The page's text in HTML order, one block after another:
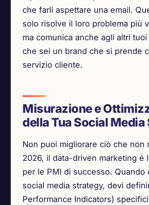
che farli aspettare una email.
solo risolve il loro problema più
ma comunica anche agli altri
che sei un brand che si prende
servizio cliente.
Misurazione e
della Tua Social
Non puoi migliorare ciò che non
2026, il data-driven marketing è
per le PMI di successo. Quando
social media strategy, devi
Performance Indicators)